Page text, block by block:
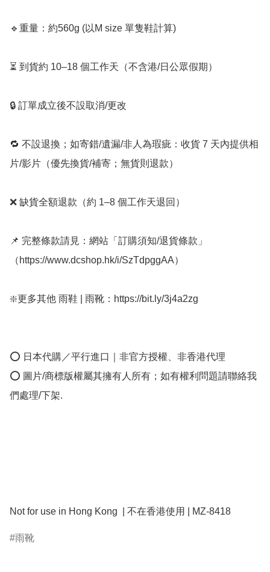
🔹重量：約560g (以M size 單隻鞋計算)
⏳ 到貨約 10–18 個工作天（不含港/日公眾假期）
🔒 訂單成立後不設取消/更改
🔁 不設退換；如寄錯/遺漏/非人為瑕疵：收貨 7 天內提供相
片/影片（優先換貨/補寄；無貨則退款）
❌ 缺貨全額退款（約 1–8 個工作天退回）
📌 完整條款請見：網站「訂購須知/退貨條款」
（https://www.dcshop.hk/i/SzTdpggAA）
❇️更多其他 雨鞋 | 雨靴：https://bit.ly/3j4a2zg
⭕ 日本代購／平行進口｜非官方授權、非香港代理
⭕ 圖片/商標版權屬其擁有人所有；如有權利問題請聯絡我
們處理/下架.
Not for use in Hong Kong  | 不在香港使用 | MZ-8418
雨靴